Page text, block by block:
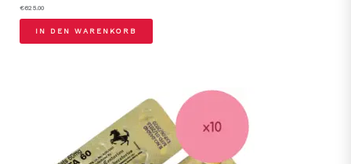
€625.00
IN DEN WARENKORB